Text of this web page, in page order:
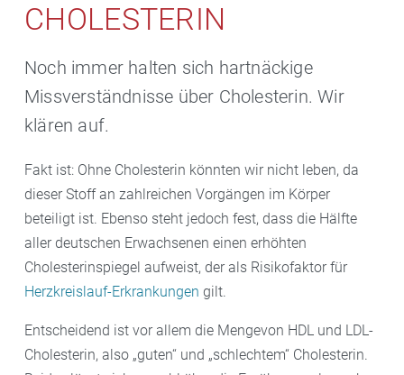
CHOLESTERIN
Noch immer halten sich hartnäckige
Missverständnisse über Cholesterin. Wir
klären auf.
Fakt ist: Ohne Cholesterin könnten wir nicht leben, da
dieser Stoff an zahlreichen Vorgängen im Körper
beteiligt ist. Ebenso steht jedoch fest, dass die Hälfte
aller deutschen Erwachsenen einen erhöhten
Cholesterinspiegel aufweist, der als Risikofaktor für
Herzkreislauf-Erkrankungen gilt.
Entscheidend ist vor allem die Mengevon HDL und LDL-
Cholesterin, also „guten“ und „schlechtem“ Cholesterin.